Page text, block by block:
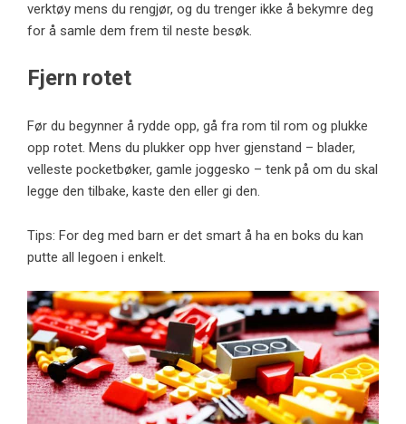
verktøy mens du rengjør, og du trenger ikke å bekymre deg
for å samle dem frem til neste besøk.
Fjern rotet
Før du begynner å rydde opp, gå fra rom til rom og plukke
opp rotet. Mens du plukker opp hver gjenstand – blader,
velleste pocketbøker, gamle joggesko – tenk på om du skal
legge den tilbake, kaste den eller gi den.
Tips: For deg med barn er det smart å ha en boks du kan
putte all legoen i enkelt.